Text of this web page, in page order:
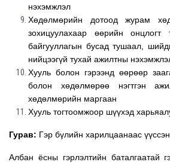
нэхэмжлэл
Хөдөлмөрийн дотоод журам
зохицуулахаар өөрийн онцлогт
байгууллагын бусад тушаал,
нийцээгүй тухай ажилтны
Хууль болон гэрээнд өөрөөр
болон хөдөлмөрөө нэгтгэн
хөдөлмөрийн маргаан
Хууль тогтоомжоор шүүхэд
Гурав: Гэр бүлийн харилцаанаас
Албан ёсны гэрлэлтийн баталгаатай